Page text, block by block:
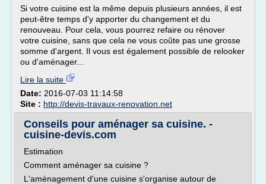
Si votre cuisine est la même depuis plusieurs années, il est
peut-être temps d'y apporter du changement et du
renouveau. Pour cela, vous pourrez refaire ou rénover
votre cuisine, sans que cela ne vous coûte pas une grosse
somme d'argent. Il vous est également possible de relooker
ou d'aménager...
Lire la suite
Date: 2016-07-03 11:14:58
Site : http://devis-travaux-renovation.net
Conseils pour aménager sa cuisine. -
cuisine-devis.com
Estimation
Comment aménager sa cuisine ?
L'aménagement d'une cuisine s'organise autour de